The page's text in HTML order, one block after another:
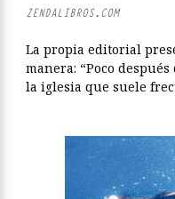
ZENDALIBROS.COM
La propia editorial
manera: “Poco
la iglesia que suele